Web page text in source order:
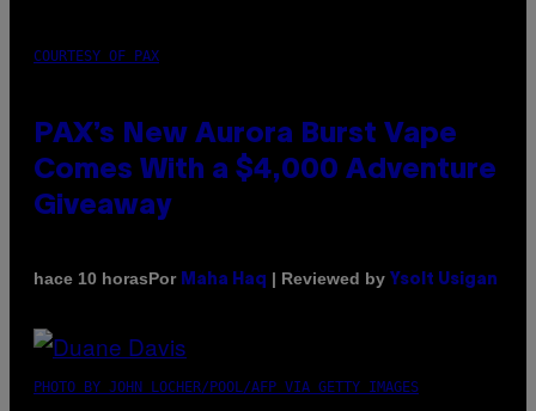
COURTESY OF PAX
PAX’s New Aurora Burst Vape
Comes With a $4,000 Adventure
Giveaway
hace 10 horasPor Maha Haq | Reviewed by Ysolt Usigan
PHOTO BY JOHN LOCHER/POOL/AFP VIA GETTY IMAGES